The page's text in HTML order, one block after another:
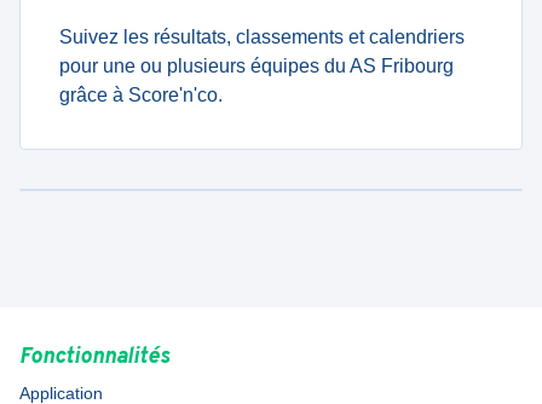
Suivez les résultats, classements et calendriers
pour une ou plusieurs équipes du AS Fribourg
grâce à Score'n'co.
Fonctionnalités
Application